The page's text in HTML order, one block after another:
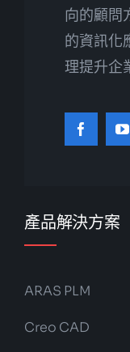
向的顧問
的資訊化
理提升企
產品解決方案
ARAS PLM
Creo CAD